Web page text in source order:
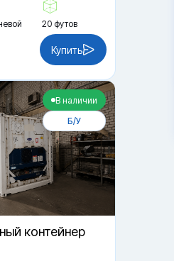
20 футов
Купить
В наличии
Б/У
контейнер